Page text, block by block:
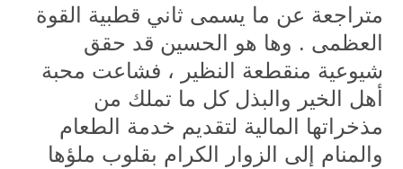
متراجعة عن ما يسمى ثاني قطبية القوة
العظمى . وها هو الحسين قد حقق
شيوعية منقطعة النظير ، فشاعت محبة
أهل الخير والبذل كل ما تملك من
مذخراتها المالية لتقديم خدمة الطعام
والمنام إلى الزوار الكرام بقلوب ملؤها